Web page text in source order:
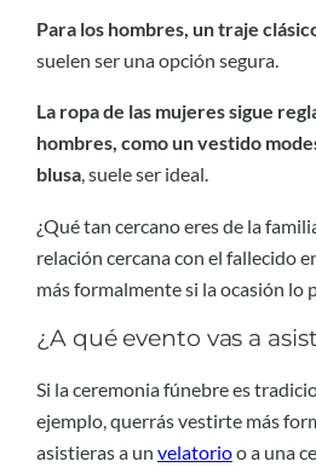
Para los hombres, un traje
suelen ser una opción segura.
La ropa de las mujeres sigue
hombres, como un vestido
blusa, suele ser ideal.
¿Qué tan cercano eres de la
relación cercana con el fallecido
más formalmente si la ocasión lo
¿A qué evento vas a
Si la ceremonia fúnebre es
ejemplo, querrás vestirte más
asistieras a un velatorioo a una